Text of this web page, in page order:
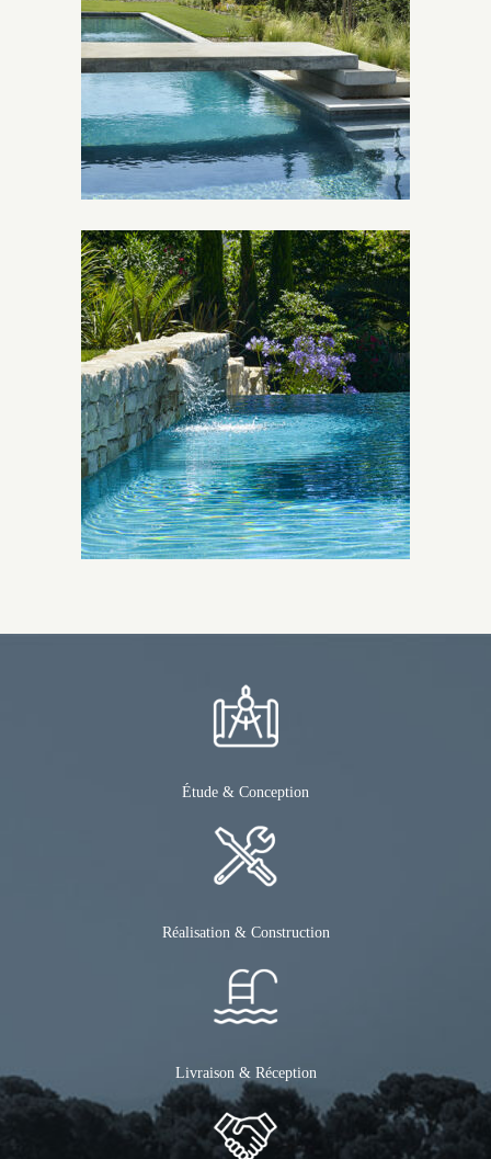
Étude & Conception
Réalisation & Construction
Livraison & Réception